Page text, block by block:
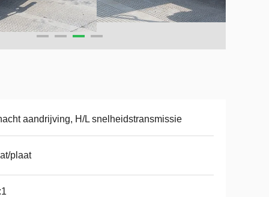
aandrijving, H/L snelheidstransmissie
plaat